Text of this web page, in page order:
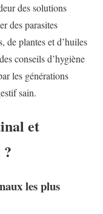
des solutions
des parasites
de plantes et d’huiles
conseils d’hygiène
les générations
sain.
et
les plus